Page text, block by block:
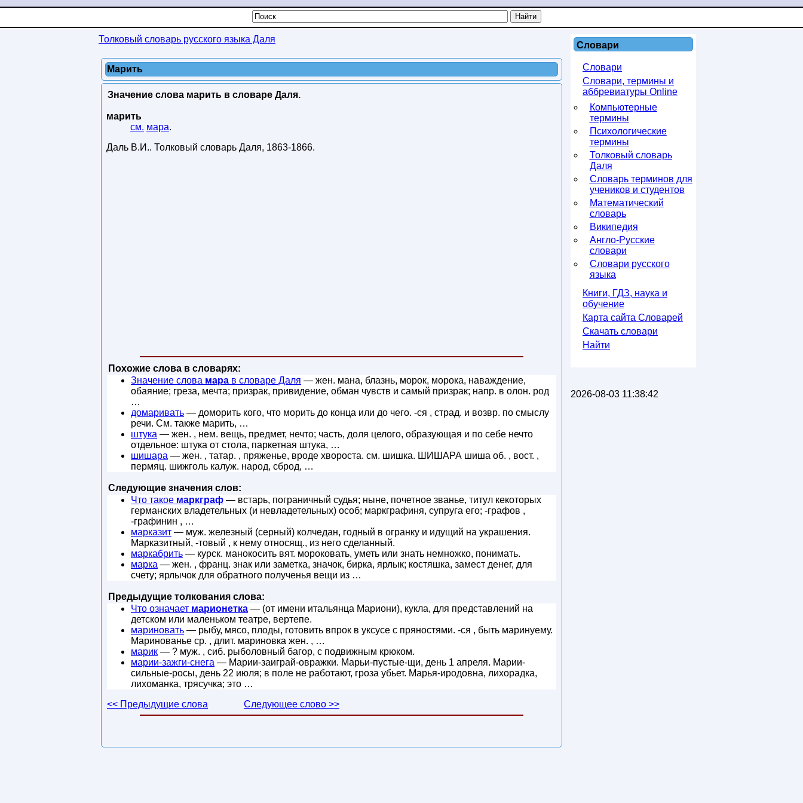
Толковый словарь русского языка Даля
Марить
Значение слова марить в словаре Даля.
марить
см. мара.
Даль В.И.. Толковый словарь Даля, 1863-1866.
Похожие слова в словарях:
Значение слова мара в словаре Даля — жен. мана, блазнь, морок, морока, наваждение,
обаяние; греза, мечта; призрак, привидение, обман чувств и самый призрак; напр. в олон. род
…
домаривать — доморить кого, что морить до конца или до чего. -ся , страд. и возвр. по смыслу
речи. См. также марить, …
штука — жен. , нем. вещь, предмет, нечто; часть, доля целого, образующая и по себе нечто
отдельное: штука от стола, паркетная штука, …
шишара — жен. , татар. , пряженье, вроде хвороста. см. шишка. ШИШАРА шиша об. , вост. ,
пермяц. шижголь калуж. народ, сброд, …
Следующие значения слов:
Что такое маркграф — встарь, пограничный судья; ныне, почетное званье, титул кекоторых
германских владетельных (и невладетельных) особ; маркграфиня, супруга его; -графов ,
-графинин , …
марказит — муж. железный (серный) колчедан, годный в огранку и идущий на украшения.
Марказитный, -товый , к нему относящ., из него сделанный.
маркабрить — курск. манокосить вят. мороковать, уметь или знать немножко, понимать.
марка — жен. , франц. знак или заметка, значок, бирка, ярлык; костяшка, замест денег, для
счету; ярлычок для обратного полученья вещи из …
Предыдущие толкования слова:
Что означает марионетка — (от имени итальянца Мариони), кукла, для представлений на
детском или маленьком театре, вертепе.
мариновать — рыбу, мясо, плоды, готовить впрок в уксусе с пряностями. -ся , быть маринуему.
Маринованье ср. , длит. мариновка жен. , …
марик — ? муж. , сиб. рыболовный багор, с подвижным крюком.
марии-зажги-снега — Марии-заиграй-овражки. Марьи-пустые-щи, день 1 апреля. Марии-
сильные-росы, день 22 июля; в поле не работают, гроза убьет. Марья-иродовна, лихорадка,
лихоманка, трясучка; это …
<< Предыдущие слова
Следующее слово >>
Словари
Словари
Словари, термины и
аббревиатуры Online
Компьютерные
термины
Психологические
термины
Толковый словарь
Даля
Словарь терминов для
учеников и студентов
Математический
словарь
Википедия
Англо-Русские
словари
Словари русского
языка
Книги, ГДЗ, наука и
обучение
Карта сайта Словарей
Скачать словари
Найти
2026-08-03 11:38:42